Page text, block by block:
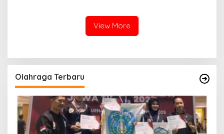
View More
Olahraga Terbaru